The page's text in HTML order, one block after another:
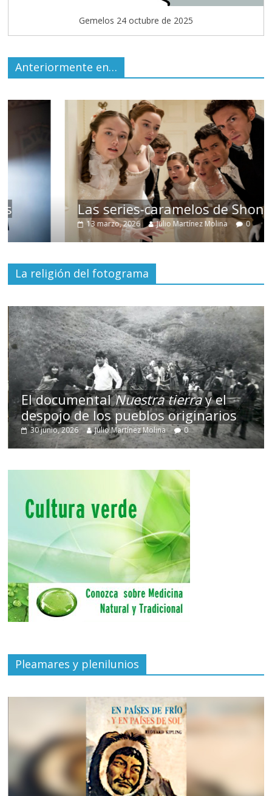
Gemelos 24 octubre de 2025
Anteriormente en…
Las series-caramelos de Shondaland
13 marzo, 2026 Julio Martínez Molina 0
La religión del fotograma
El documentalNuestra tierray el
despojo de los pueblos originarios
30 junio, 2026 Julio Martínez Molina 0
Pleamares y plenilunios